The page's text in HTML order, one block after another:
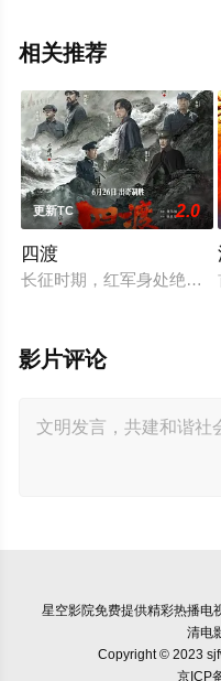
相关推荐
更新TC 2.0
四渡
长征时期，红军身处绝境
影片评论
星空影院免费提供精彩热播电
清电
Copyright © 2023
京ICP